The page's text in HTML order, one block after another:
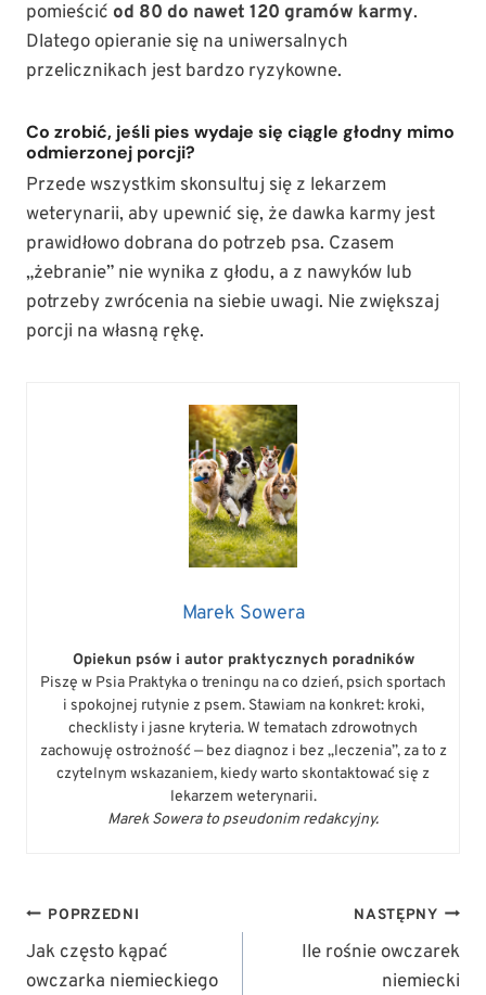
pomieścić od 80 do nawet 120 gramów karmy.
Dlatego opieranie się na uniwersalnych
przelicznikach jest bardzo ryzykowne.
Co zrobić, jeśli pies wydaje się ciągle głodny mimo
odmierzonej porcji?
Przede wszystkim skonsultuj się z lekarzem
weterynarii, aby upewnić się, że dawka karmy jest
prawidłowo dobrana do potrzeb psa. Czasem
„żebranie” nie wynika z głodu, a z nawyków lub
potrzeby zwrócenia na siebie uwagi. Nie zwiększaj
porcji na własną rękę.
Marek Sowera
Opiekun psów i autor praktycznych poradników
Piszę w Psia Praktyka o treningu na co dzień, psich sportach
i spokojnej rutynie z psem. Stawiam na konkret: kroki,
checklisty i jasne kryteria. W tematach zdrowotnych
zachowuję ostrożność — bez diagnoz i bez „leczenia”, za to z
czytelnym wskazaniem, kiedy warto skontaktować się z
lekarzem weterynarii.
Marek Sowera to pseudonim redakcyjny.
NAWIGACJA
WPISU
POPRZEDNI
Jak często kąpać
owczarka niemieckiego
NASTĘPNY
Ile rośnie owczarek
niemiecki